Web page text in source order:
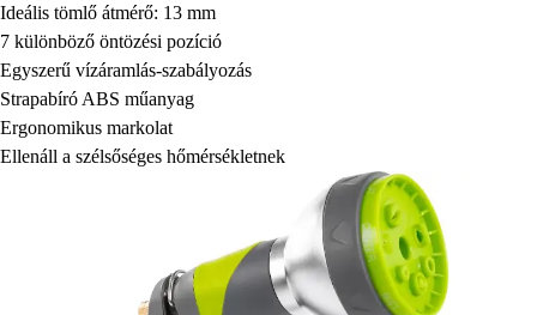
Ideális tömlő átmérő: 13 mm
7 különböző öntözési pozíció
Egyszerű vízáramlás-szabályozás
Strapabíró ABS műanyag
Ergonomikus markolat
Ellenáll a szélsőséges hőmérsékletnek